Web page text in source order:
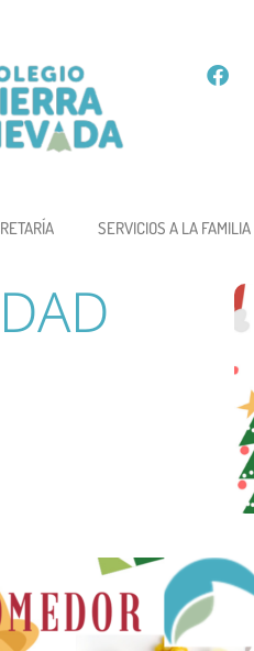
SERVICIOS A LA FAMILIA